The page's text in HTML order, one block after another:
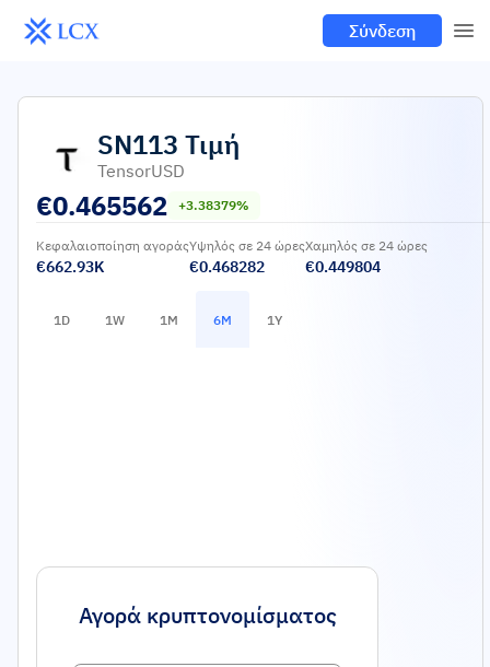
Σύνδεση
SN113 Τιμή
TensorUSD
€0.465562 +3.38379%
Κεφαλαιοποίηση αγοράς
€662.93K
Υψηλός σε 24 ώρες
€0.468282
Χαμηλός σε 24 ώρες
€0.449804
1D 1W 1M 6M 1Y
Αγορά κρυπτονομίσματος